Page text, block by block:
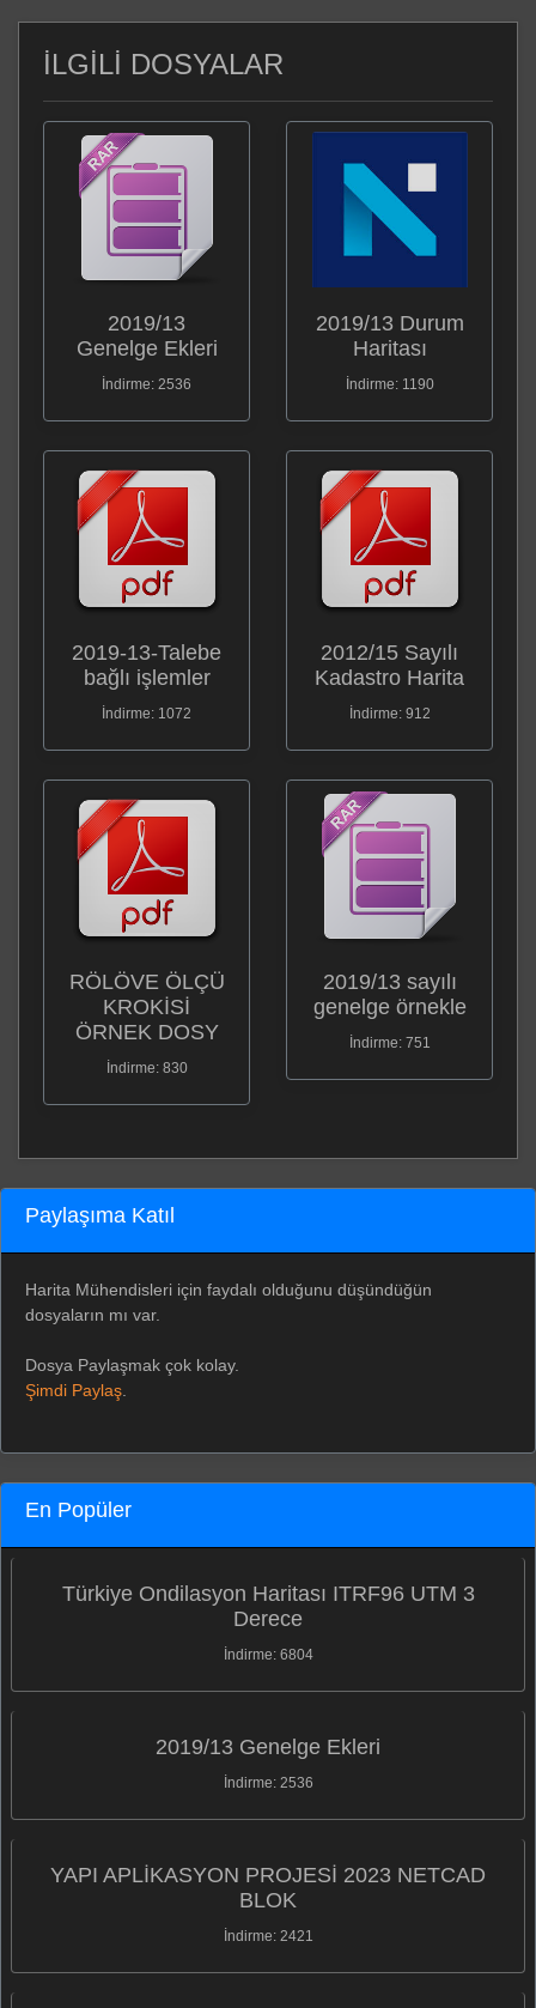
İLGİLİ DOSYALAR
2019/13
Genelge Ekleri
İndirme: 2536
2019/13 Durum
Haritası
İndirme: 1190
2019-13-Talebe
bağlı işlemler
İndirme: 1072
2012/15 Sayılı
Kadastro Harita
İndirme: 912
RÖLÖVE ÖLÇÜ
KROKİSİ
ÖRNEK DOSY
İndirme: 830
2019/13 sayılı
genelge örnekle
İndirme: 751
Paylaşıma Katıl
Harita Mühendisleri için faydalı olduğunu düşündüğün
dosyaların mı var.
Dosya Paylaşmak çok kolay.
Şimdi Paylaş
En Popüler
Türkiye Ondilasyon Haritası ITRF96 UTM 3
Derece
İndirme: 6804
2019/13 Genelge Ekleri
İndirme: 2536
YAPI APLİKASYON PROJESİ 2023 NETCAD
BLOK
İndirme: 2421